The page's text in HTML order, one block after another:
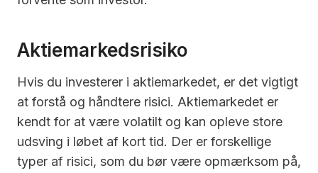
Aktiemarkedsrisiko
Hvis du investerer i aktiemarkedet, er det vigtigt
at forstå og håndtere risici. Aktiemarkedet er
kendt for at være volatilt og kan opleve store
udsving i løbet af kort tid. Der er forskellige
typer af risici, som du bør være opmærksom på,